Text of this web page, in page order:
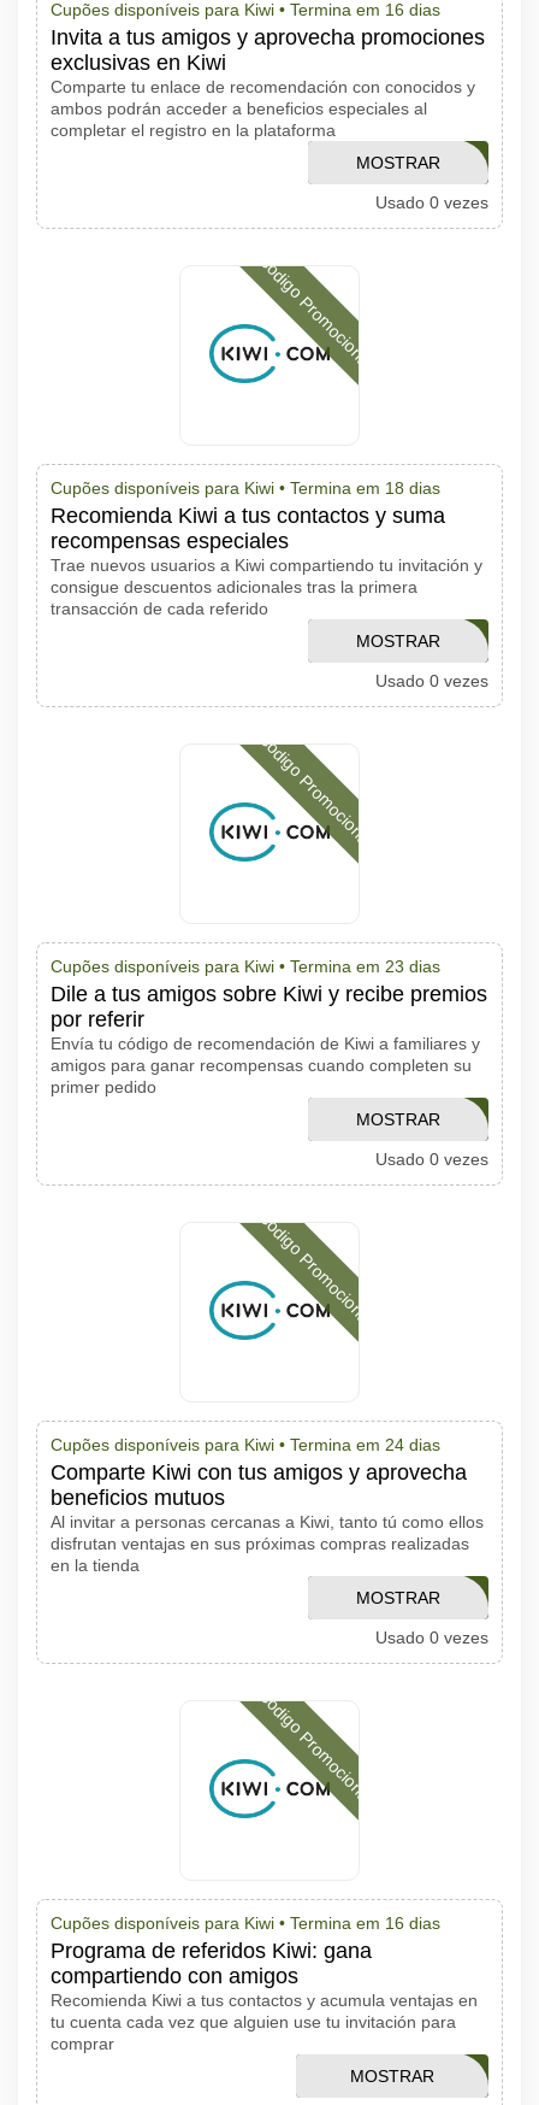
Cupões disponíveis para Kiwi • Termina em 16 dias
Invita a tus amigos y aprovecha promociones
exclusivas en Kiwi
Comparte tu enlace de recomendación con conocidos y
ambos podrán acceder a beneficios especiales al
completar el registro en la plataforma
SHEMD
MOSTRAR
CÓDIGO
Usado 0 vezes
Código Promocional
Cupões disponíveis para Kiwi • Termina em 18 dias
Recomienda Kiwi a tus contactos y suma
recompensas especiales
Trae nuevos usuarios a Kiwi compartiendo tu invitación y
consigue descuentos adicionales tras la primera
transacción de cada referido
LEARN10
MOSTRAR
CÓDIGO
Usado 0 vezes
Código Promocional
Cupões disponíveis para Kiwi • Termina em 23 dias
Dile a tus amigos sobre Kiwi y recibe premios
por referir
Envía tu código de recomendación de Kiwi a familiares y
amigos para ganar recompensas cuando completen su
primer pedido
BF25USD
MOSTRAR
CÓDIGO
Usado 0 vezes
Código Promocional
Cupões disponíveis para Kiwi • Termina em 24 dias
Comparte Kiwi con tus amigos y aprovecha
beneficios mutuos
Al invitar a personas cercanas a Kiwi, tanto tú como ellos
disfrutan ventajas en sus próximas compras realizadas
en la tienda
KIWIATOLLS20
MOSTRAR
CÓDIGO
Usado 0 vezes
Código Promocional
Cupões disponíveis para Kiwi • Termina em 16 dias
Programa de referidos Kiwi: gana
compartiendo con amigos
Recomienda Kiwi a tus contactos y acumula ventajas en
tu cuenta cada vez que alguien use tu invitación para
comprar
KIWI20RADARCUPON
MOSTRAR